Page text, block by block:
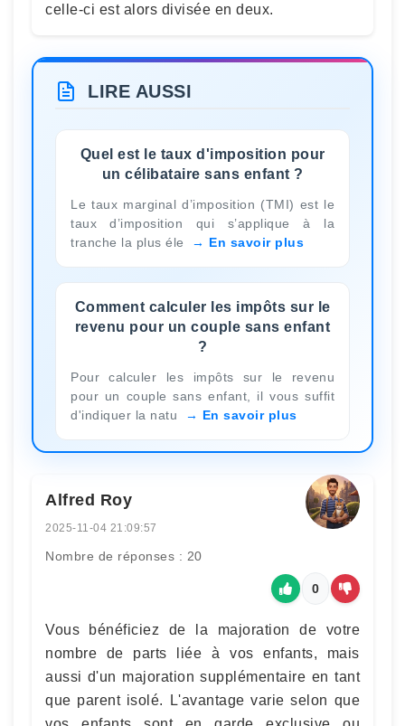
celle-ci est alors divisée en deux.
LIRE AUSSI
Quel est le taux d'imposition pour
un célibataire sans enfant ?
Le taux marginal d’imposition (TMI) est le
taux d’imposition qui s’applique à la
tranche la plus éle
En savoir plus
Comment calculer les impôts sur le
revenu pour un couple sans enfant
?
Pour calculer les impôts sur le revenu
pour un couple sans enfant, il vous suffit
d'indiquer la natu
En savoir plus
Alfred Roy
2025-11-04 21:09:57
Nombre de réponses : 20
0
Vous bénéficiez de la majoration de votre
nombre de parts liée à vos enfants, mais
aussi d'un majoration supplémentaire en tant
que parent isolé. L'avantage varie selon que